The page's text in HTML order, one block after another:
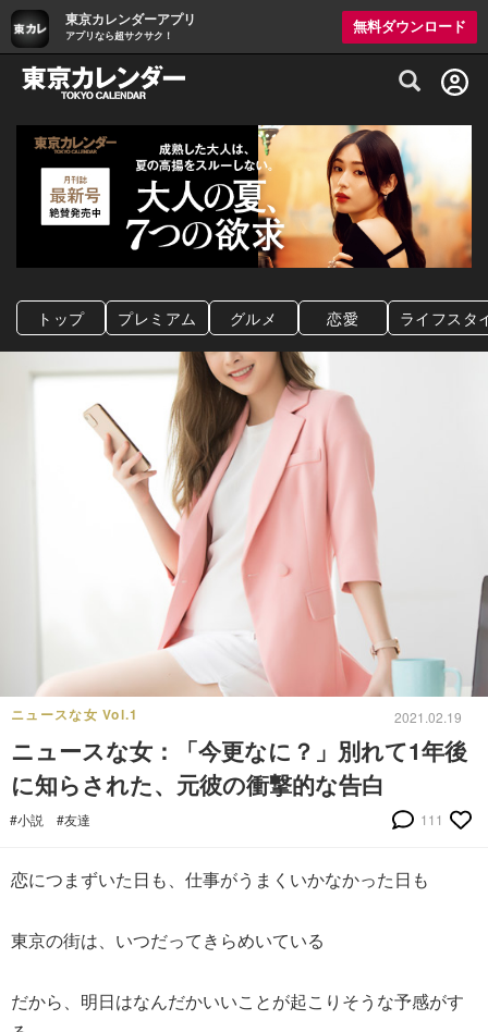
東京カレンダーアプリ
アプリなら超サクサク！
無料ダウンロード
グルメ情報・プレミアムレストラン予約
トップ プレミアム グルメ 恋愛 ライフスタ
ニュースな女 Vol.1 2021.02.19
ニュースな女：「今更なに？」別れて1年後
に知らされた、元彼の衝撃的な告白
#小説 #友達 111
恋につまずいた日も、仕事がうまくいかなかった日も
東京の街は、いつだってきらめいている
だから、明日はなんだかいいことが起こりそうな予感がす